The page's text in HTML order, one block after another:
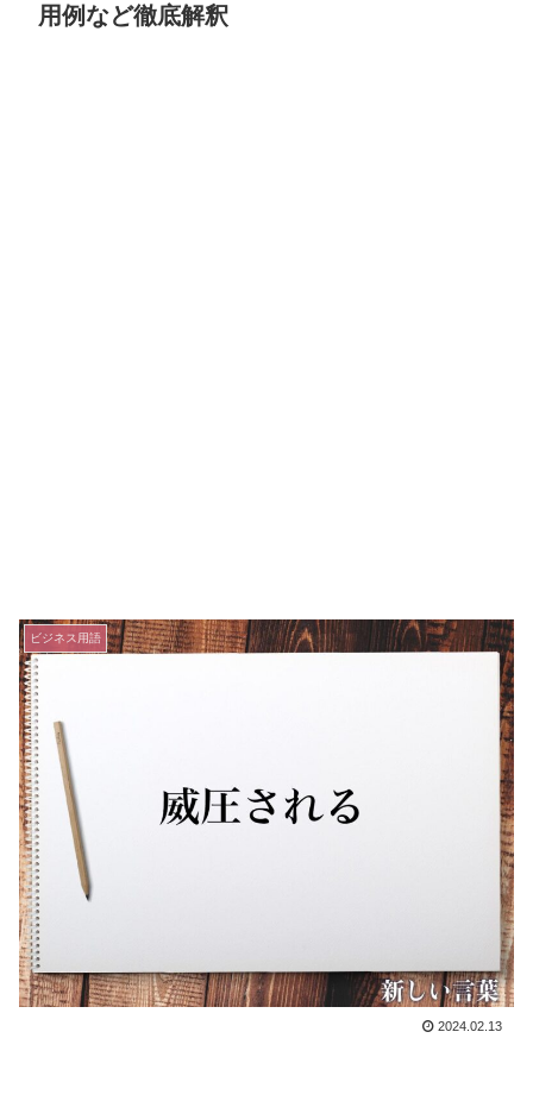
用例など徹底解釈
ビジネス用語
2024.02.13